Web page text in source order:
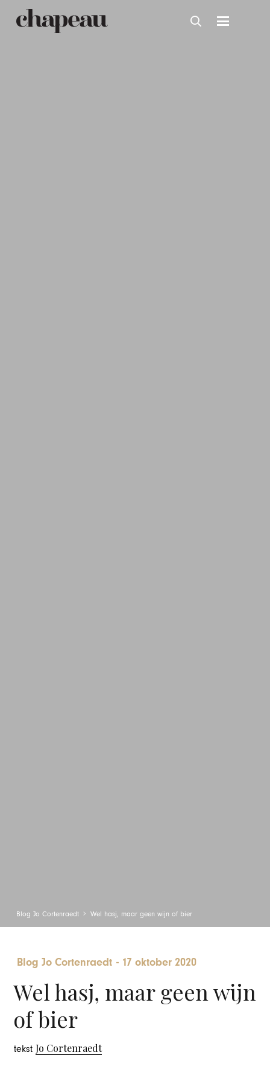
Blog Jo Cortenraedt Wel hasj, maar geen wijn of bier
Blog Jo Cortenraedt - 17 oktober 2020
Wel hasj, maar geen wijn
of bier
tekstJo Cortenraedt